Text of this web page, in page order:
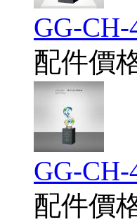
GG-CH-
配件價
GG-CH-
配件價